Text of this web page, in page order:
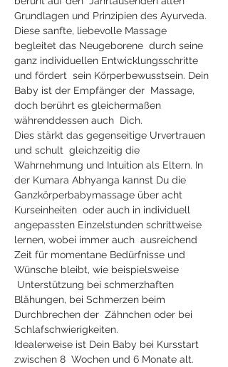
Grundlagen und Prinzipien des Ayurveda.
Diese sanfte, liebevolle Massage
begleitet das Neugeborene  durch seine
ganz individuellen Entwicklungsschritte
und fördert  sein Körperbewusstsein. Dein
Baby ist der Empfänger der  Massage,
doch berührt es gleichermaßen
währenddessen auch  Dich.
Dies stärkt das gegenseitige Urvertrauen
und schult  gleichzeitig die
Wahrnehmung und Intuition als Eltern. In
der Kumara Abhyanga kannst Du die
Ganzkörperbabymassage über acht
Kurseinheiten  oder auch in individuell
angepassten Einzelstunden schrittweise
lernen, wobei immer auch  ausreichend
Zeit für momentane Bedürfnisse und
Wünsche bleibt, wie beispielsweise
Unterstützung bei schmerzhaften
Blähungen, bei Schmerzen beim
Durchbrechen der  Zähnchen oder bei
Schlafschwierigkeiten.
Idealerweise ist Dein Baby bei Kursstart
zwischen 8  Wochen und 6 Monate alt.